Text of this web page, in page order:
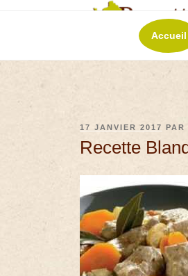
Accueil
17 JANVIER 2017
Recette